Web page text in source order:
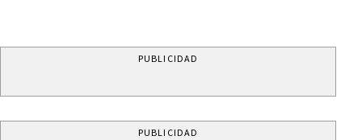
PUBLICIDAD
PUBLICIDAD